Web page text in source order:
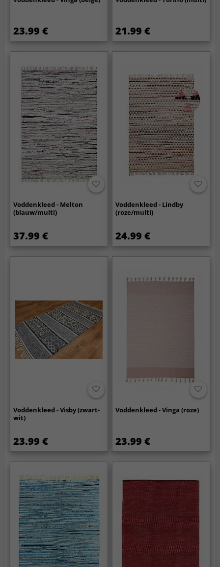
23.99 € 21.99 €
Voddenkleed - Melton
(blauw/multi)
37.99 €
Voddenkleed - Lindby
(roze/multi)
24.99 €
Voddenkleed - Visby (zwart-
wit)
23.99 €
Voddenkleed - Vinga (roze)
23.99 €